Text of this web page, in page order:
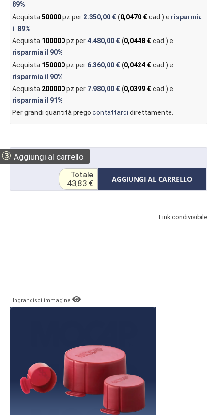
89%
Acquista 50000pz per 2.350,00 €(0,0470 €cad.) e risparmia
il 89%
Acquista 100000pz per4.480,00 €(0,0448 €cad.) e
risparmia il 90%
Acquista 150000pz per 6.360,00 €(0,0424 €cad.) e
risparmia il 90%
Acquista 200000pz per 7.980,00 €(0,0399 €cad.) e
risparmia il 91%
Per grandi quantità prego contattarci direttamente.
③ Aggiungi al carrello
AGGIUNGI AL CARRELLO
Totale
43,83 €
Link condivisibile
Ingrandisci immagine